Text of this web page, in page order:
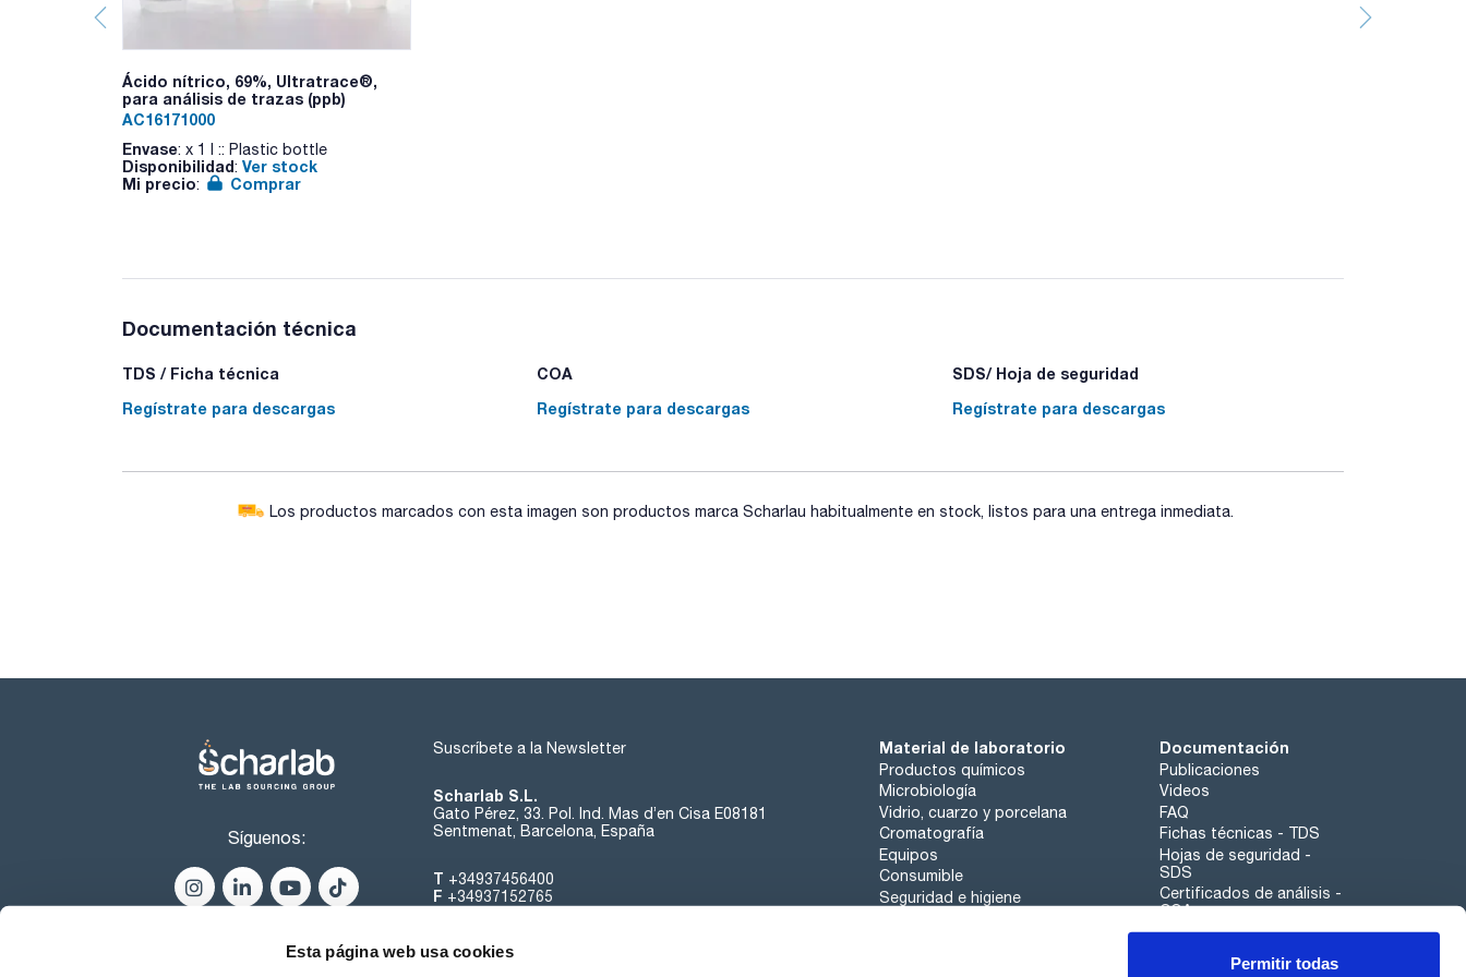
Esta página web usa cookies
Permitir todas
Ácido nítrico, 69%, Ultratrace®,
para análisis de trazas (ppb)
AC16171000
Envase: x 1 l :: Plastic bottle
Disponibilidad: Ver stock
Mi precio: Comprar
Documentación técnica
TDS / Ficha técnica
Regístrate para descargas
COA
Regístrate para descargas
SDS/ Hoja de seguridad
Regístrate para descargas
Los productos marcados con esta imagen son productos marca Scharlau habitualmente en stock, listos para una entrega inmediata.
Síguenos:
Suscríbete a la Newsletter
Scharlab S.L.
Gato Pérez, 33. Pol. Ind. Mas d’en Cisa E08181
Sentmenat, Barcelona, España
T +34937456400
F +34937152765
Material de laboratorio
Productos químicos
Microbiología
Vidrio, cuarzo y porcelana
Cromatografía
Equipos
Consumible
Seguridad e higiene
Documentación
Publicaciones
Videos
FAQ
Fichas técnicas - TDS
Hojas de seguridad -
SDS
Certificados de análisis -
COA
Aplicaciones